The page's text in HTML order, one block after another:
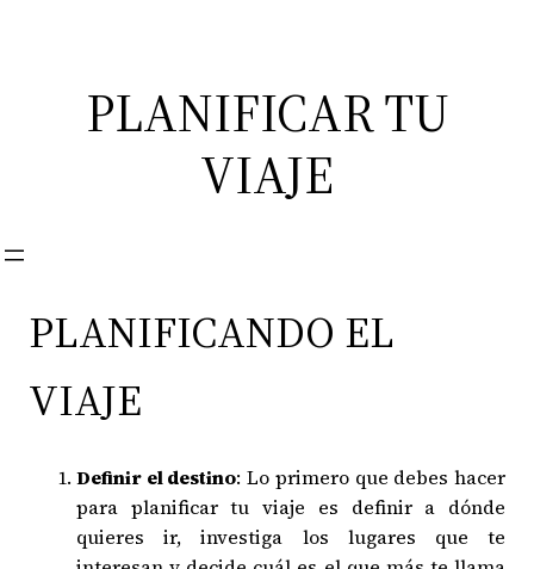
PLANIFICAR TU
VIAJE
PLANIFICANDO EL
VIAJE
Definir el destino: Lo primero que debes hacer
para planificar tu viaje es definir a dónde
quieres ir, investiga los lugares que te